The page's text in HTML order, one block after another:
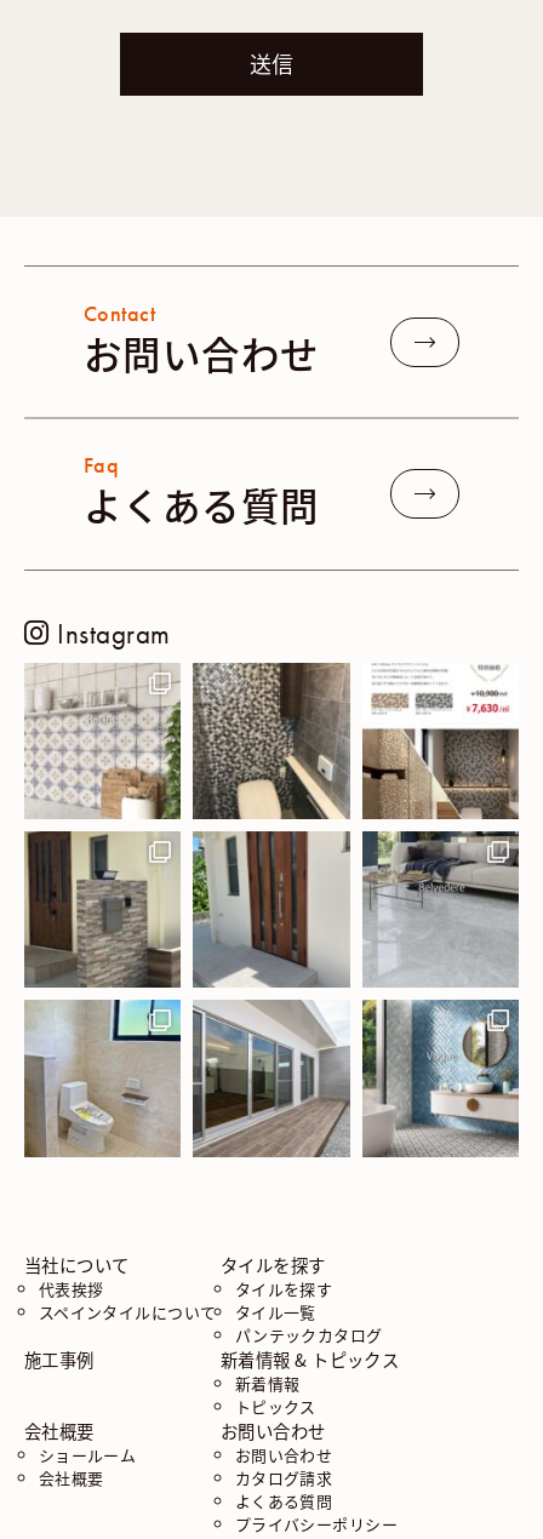
Contact
お問い合わせ
Faq
よくある質問
Instagram
当社について
代表挨拶
スペインタイルについて
タイルを探す
タイルを探す
タイル一覧
パンテックカタログ
施工事例 新着情報 & トピックス
新着情報
トピックス
会社概要
ショールーム
会社概要
お問い合わせ
お問い合わせ
カタログ請求
よくある質問
プライバシーポリシー